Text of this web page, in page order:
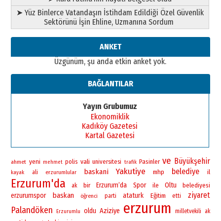
Ahmed Yesevi’den bir Alperen…
”Reisimiz” idi… Hakka yürüdü.!
26 Mart 2026 Perşembe
gönül adamı Faruk Terzioğlu!
Başkan Sekmen’den Erzurum’a
bir vizyon proje daha!
02 Ağustos 2026 Pazar
➤ Yüz Binlerce Vatandaşın İstihdam Edildiği Özel Güvenlik
Sektörünü İşin Ehline, Uzmanına Sordum
ANKET
Üzgünüm, şu anda etkin anket yok.
BAĞLANTILAR
Yayın Grubumuz
Ekonomiklik
Kadıköy Gazetesi
Kartal Gazetesi
ahmet yeni mehmet polis vali universitesi trafik Pasinler ve Büyükşehir
kayak ali erzurumlular baskani Yakutiye mhp belediye il
Erzurum'da ak bir Erzurum’da Spor ile Oltu belediyesi
erzurumspor baskan öğrenci parti ataturk Eğitim etti ziyaret
Palandöken Erzurumlu oldu Aziziye erzurum milletvekili
ak